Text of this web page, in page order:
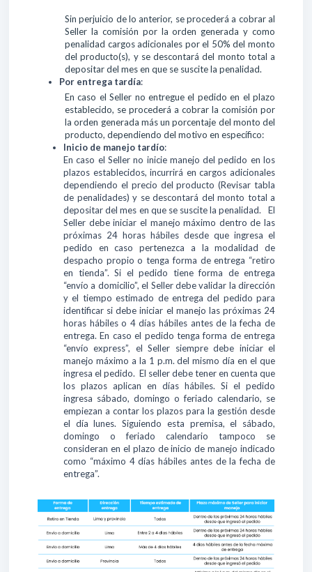
Sin perjuicio de lo anterior, se procederá a cobrar al
Seller la comisión por la orden generada y como
penalidad cargos adicionales por el 50% del monto
del producto(s), y se descontará del monto total a
depositar del mes en que se suscite la penalidad.
Por entrega tardía:
En caso el Seller no entregue el pedido en el plazo
establecido, se procederá a cobrar la comisión por
la orden generada más un porcentaje del monto del
producto, dependiendo del motivo en específico:
Inicio de manejo tardío:
En caso el Seller no inicie manejo del pedido en los
plazos establecidos, incurrirá en cargos adicionales
dependiendo el precio del producto (Revisar tabla
de penalidades) y se descontará del monto total a
depositar del mes en que se suscite la penalidad. El
Seller debe iniciar el manejo máximo dentro de las
próximas 24 horas hábiles desde que ingresa el
pedido en caso pertenezca a la modalidad de
despacho propio o tenga forma de entrega “retiro
en tienda”. Si el pedido tiene forma de entrega
“envío a domicilio”, el Seller debe validar la dirección
y el tiempo estimado de entrega del pedido para
identificar si debe iniciar el manejo las próximas 24
horas hábiles o 4 días hábiles antes de la fecha de
entrega. En caso el pedido tenga forma de entrega
“envío express”, el Seller siempre debe iniciar el
manejo máximo a la 1 p.m. del mismo día en el que
ingresa el pedido. El seller debe tener en cuenta que
los plazos aplican en días hábiles. Si el pedido
ingresa sábado, domingo o feriado calendario, se
empiezan a contar los plazos para la gestión desde
el día lunes. Siguiendo esta premisa, el sábado,
domingo o feriado calendario tampoco se
consideran en el plazo de inicio de manejo indicado
como “máximo 4 días hábiles antes de la fecha de
entrega”.